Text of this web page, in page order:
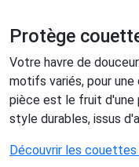
Protège
Votre havre de
motifs variés, pour une
pièce est le fruit d'une
style durables, issus
Découvrir les